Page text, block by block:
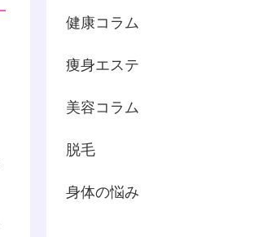
健康コラム
痩身エステ
美容コラム
脱毛
身体の悩み